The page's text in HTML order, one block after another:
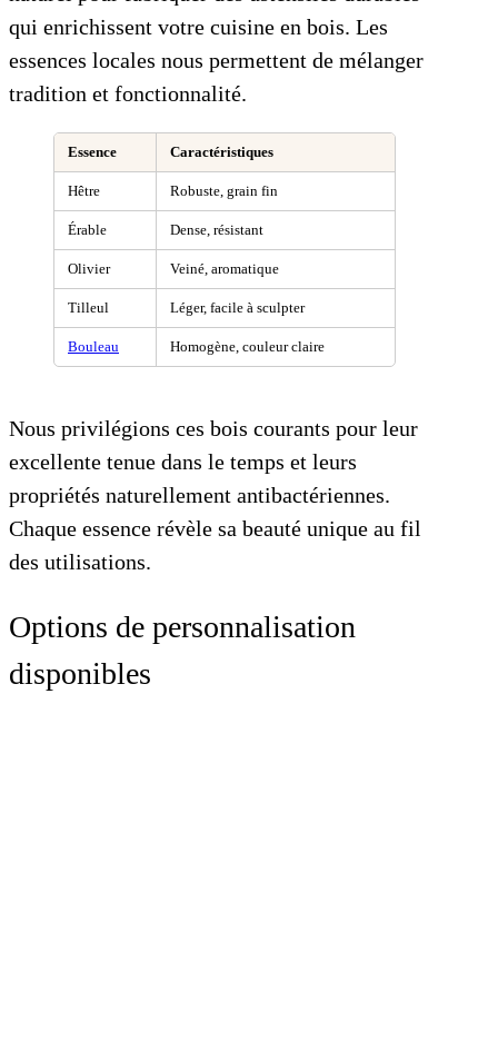
qui enrichissent votre cuisine en bois. Les
essences locales nous permettent de mélanger
tradition et fonctionnalité.
Essence Caractéristiques
Hêtre Robuste, grain fin
Érable Dense, résistant
Olivier Veiné, aromatique
Tilleul Léger, facile à sculpter
Bouleau Homogène, couleur claire
Nous privilégions ces bois courants pour leur
excellente tenue dans le temps et leurs
propriétés naturellement antibactériennes.
Chaque essence révèle sa beauté unique au fil
des utilisations.
Options de personnalisation
disponibles